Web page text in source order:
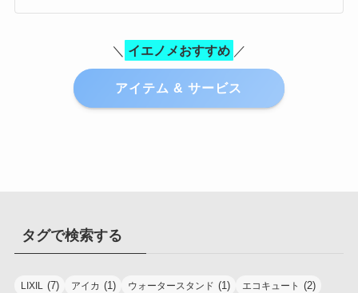
＼ イエノメおすすめ ／
アイテム & サービス
タグで検索する
LIXIL (7) アイカ (1) ウォータースタンド (1) エコキュート (2)